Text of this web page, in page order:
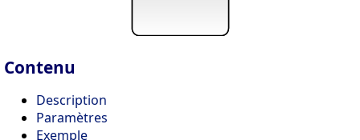
Contenu
Description
Paramètres
Exemple